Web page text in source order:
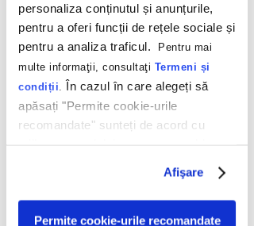
personaliza conținutul și anunțurile,
pentru a oferi funcții de rețele sociale și
pentru a analiza traficul.
Pentru mai
multe informaţii, consultaţi Termeni și
condiții
În cazul în care alegeți să
apăsați "Permite cookie-urile
recomandate" sunteți de acord cu
Afişare
Permite cookie-urile recomandate
Back
2012